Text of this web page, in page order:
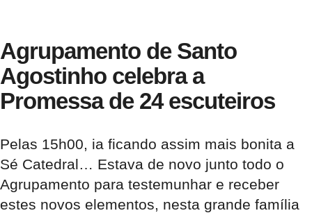
Agrupamento de Santo
Agostinho celebra a
Promessa de 24 escuteiros
Pelas 15h00, ia ficando assim mais bonita a
Sé Catedral… Estava de novo junto todo o
Agrupamento para testemunhar e receber
estes novos elementos, nesta grande família